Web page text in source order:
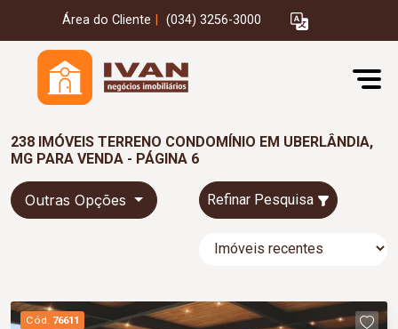
Área do Cliente (034) 3256-3000
238 IMÓVEIS TERRENO CONDOMÍNIO EM UBERLÂNDIA,
MG PARA VENDA - PÁGINA 6
Outras Opções Refinar Pesquisa
Cód. 76611